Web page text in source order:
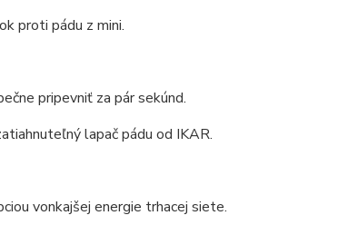
proti pádu z mini.
pripevniť za pár sekúnd.
lapač pádu od IKAR.
vonkajšej energie trhacej siete.